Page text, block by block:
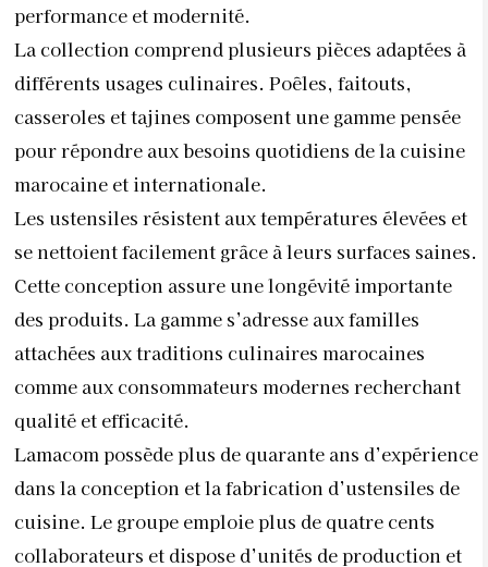
performance et modernité.
La collection comprend plusieurs pièces adaptées à
différents usages culinaires. Poêles, faitouts,
casseroles et tajines composent une gamme pensée
pour répondre aux besoins quotidiens de la cuisine
marocaine et internationale.
Les ustensiles résistent aux températures élevées et
se nettoient facilement grâce à leurs surfaces saines.
Cette conception assure une longévité importante
des produits. La gamme s’adresse aux familles
attachées aux traditions culinaires marocaines
comme aux consommateurs modernes recherchant
qualité et efficacité.
Lamacom possède plus de quarante ans d’expérience
dans la conception et la fabrication d’ustensiles de
cuisine. Le groupe emploie plus de quatre cents
collaborateurs et dispose d’unités de production et